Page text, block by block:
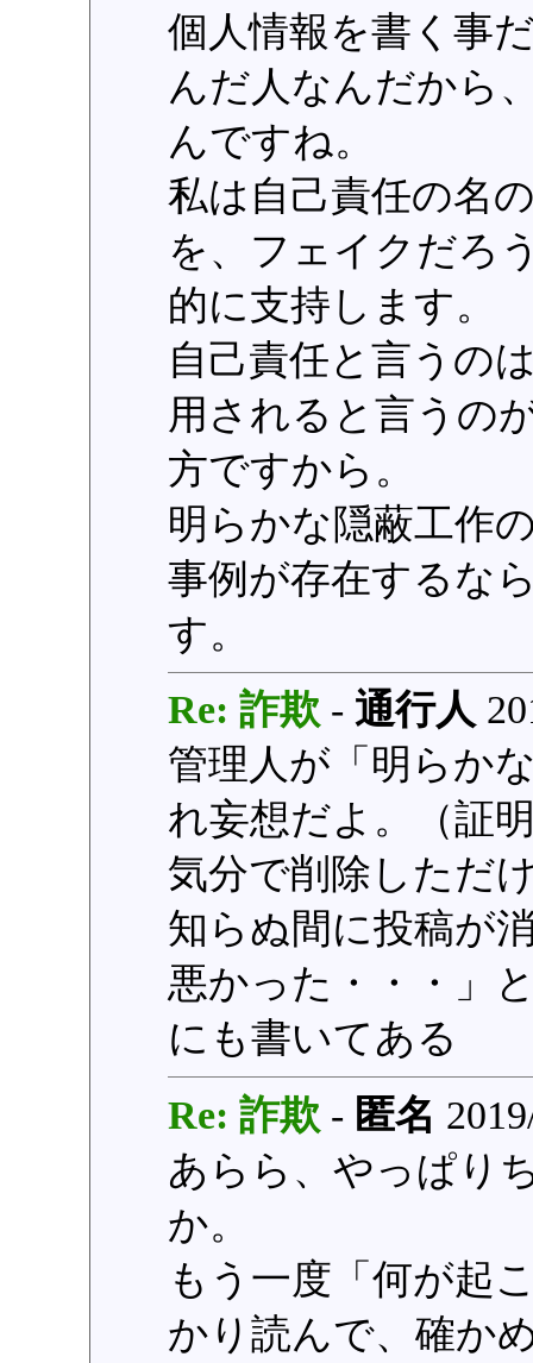
個人情報を書く事
んだ人なんだから
んですね。
私は自己責任の名
を、フェイクだろ
的に支持します。
自己責任と言うの
用されると言うの
方ですから。
明らかな隠蔽工作
事例が存在するな
す。
Re: 詐欺 - 通行人
管理人が「明らか
れ妄想だよ。（証
気分で削除しただ
知らぬ間に投稿が
悪かった・・・」
にも書いてある
Re: 詐欺 - 匿名
あらら、やっぱり
か。
もう一度「何が起
かり読んで、確か